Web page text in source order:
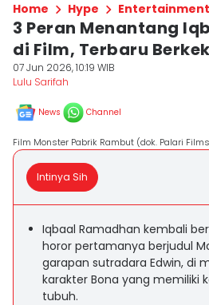
Home Hype Entertainment
3 Peran Menantang
di Film, Terbaru
07 Jun 2026, 10:19 WIB
Lulu Sarifah
News Channel
Film Monster Pabrik Rambut (dok. Palari
Intinya Sih
Iqbaal Ramadhan kembali
horor pertamanya berjudul
garapan sutradara Edwin, di
karakter Bona yang memiliki
tubuh.